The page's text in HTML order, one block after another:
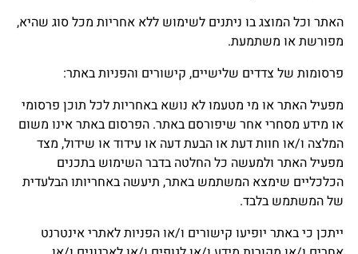
האתר וכל המוצג בו ניתנים לשימוש ללא אחריות מכל סוג שהיא,
מפורשת או משתמעת.
פרסומות של צדדים שלישיים, קישורים והפניות באתר:
מפעיל האתר או מי מטעמו לא נושא באחריות לכל תוכן פרסומי
או מידע מסחרי אחר שיפורסם באתר. הפרסום באתר אינו משום
המלצה ו/או חוות דעת או הבעת דעה או עידוד או שידול, מצד
מפעיל האתר ולמעשה כל החלטה בדבר השימוש בתכנים
הכלכליים שימצא המשתמש באתר, תיעשה באחריותו הבלעדית
של המשתמש בלבד.
ייתכן כי באתר יופיעו קישורים ו/או הפניות לאתרי אינטרנט